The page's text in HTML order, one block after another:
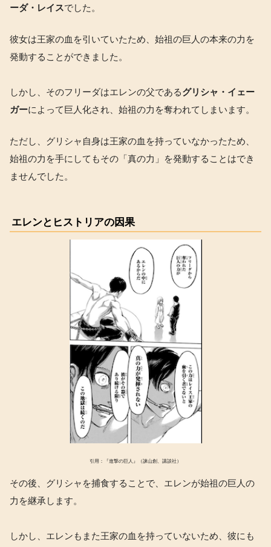
ーダ・レイスでした。
彼女は王家の血を引いていたため、始祖の巨人の本来の力を
発動することができました。
しかし、そのフリーダはエレンの父であるグリシャ・イェー
ガーによって巨人化され、始祖の力を奪われてしまいます。
ただし、グリシャ自身は王家の血を持っていなかったため、
始祖の力を手にしてもその「真の力」を発動することはでき
ませんでした。
エレンとヒストリアの因果
引用：『進撃の巨人』（諫山創、講談社）
その後、グリシャを捕食することで、エレンが始祖の巨人の
力を継承します。
しかし、エレンもまた王家の血を持っていないため、彼にも